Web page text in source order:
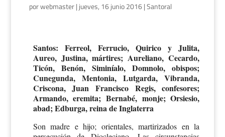
porwebmaster| jueves, 16 junio 2016|Santoral
Santos: Ferreol, Ferrucio, Quirico y Julita,
Aureo, Justina, mártires; Aureliano, Cecardo,
Ticón, Benón, Siminíalo, Domnolo, obispos;
Cunegunda, Mentonia, Lutgarda, Vibranda,
Criscona, Juan Francisco Regis, confesores;
Armando, eremita; Bernabé, monje; Orsiesio,
abad; Edburga, reina de Inglaterra
Son madre e hijo; orientales, martirizados en la